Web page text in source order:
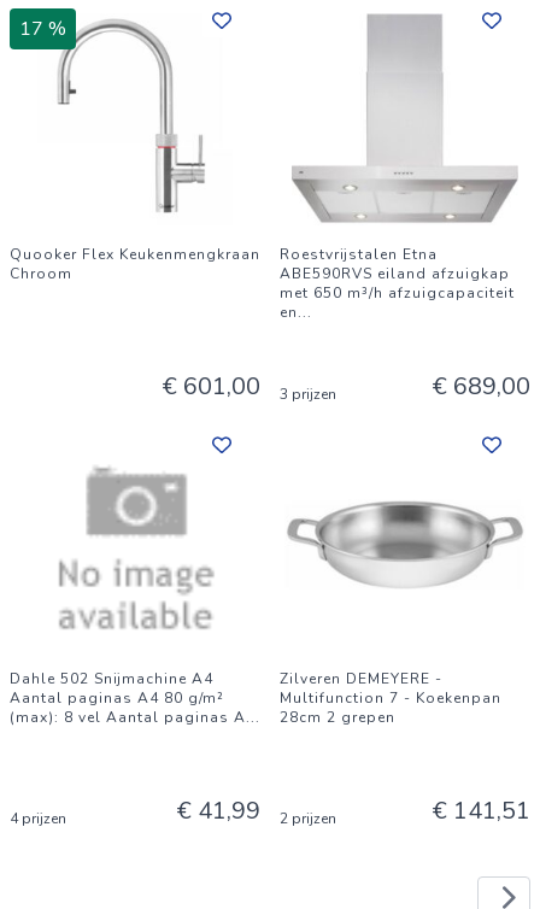
17 %
Quooker Flex Keukenmengkraan
Chroom
€ 601,00
Roestvrijstalen Etna
ABE590RVS eiland afzuigkap
met 650 m³/h afzuigcapaciteit
en...
3 prijzen € 689,00
Dahle 502 Snijmachine A4
Aantal paginas A4 80 g/m²
(max): 8 vel Aantal paginas A...
4 prijzen € 41,99
Zilveren DEMEYERE -
Multifunction 7 - Koekenpan
28cm 2 grepen
2 prijzen € 141,51